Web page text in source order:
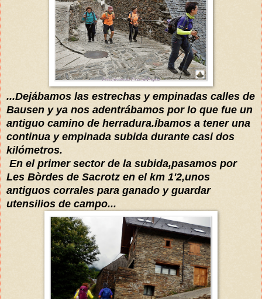
...Dejábamos las estrechas y empinadas calles de
Bausen y ya nos adentrábamos por lo que fue un
antiguo camino de herradura.Íbamos a tener una
continua y empinada subida durante casi dos
kilómetros.
En el primer sector de la subida,pasamos por
Les Bòrdes de Sacrotz en el km 1'2,unos
antiguos corrales para ganado y guardar
utensilios de campo...